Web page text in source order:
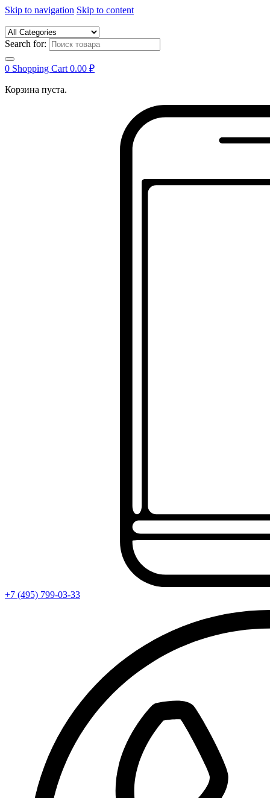
Skip to navigation Skip to content
Search for:
0 Shopping Cart 0.00 ₽
Корзина пуста.
+7 (495) 799-03-33